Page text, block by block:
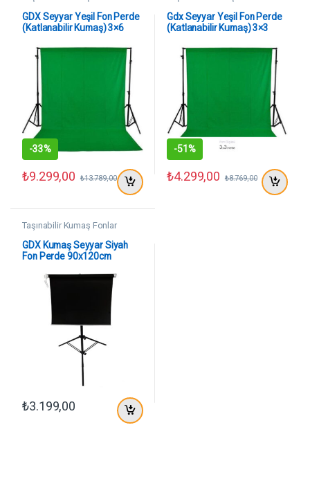
GDX Seyyar Yeşil Fon Perde
(Katlanabilir Kumaş) 3×6
-33%
₺9.299,00 ₺13.789,00
Gdx Seyyar Yeşil Fon Perde
(Katlanabilir Kumaş) 3×3
-51%
₺4.299,00 ₺8.769,00
Taşınabilir Kumaş Fonlar
GDX Kumaş Seyyar Siyah
Fon Perde 90x120cm
₺3.199,00